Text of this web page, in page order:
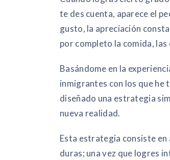
te des cuenta, aparece el
gusto, la apreciación
por completo la comida,
Basándome en la
inmigrantes con los que
diseñado una estrategia
nueva realidad.
Esta estrategia consiste en
duras; una vez que logres